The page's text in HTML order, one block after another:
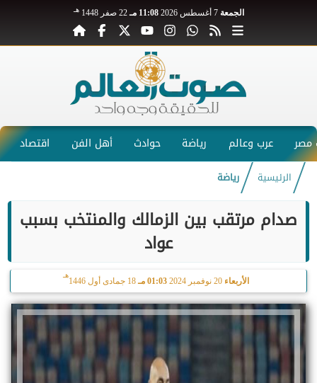
الجمعة 7 أغسطس 2026 11:08 مـ 22 صفر 1448 هـ
عرب وعالم رياضة حوادث أهل الفن اقتصاد
الرئيسية رياضة
صدام مرتقب بين الزمالك والمنتخب بسبب
عواد
الأربعاء 20 نوفمبر 2024 01:03 مـ 18 جمادى أول 1446
هـ